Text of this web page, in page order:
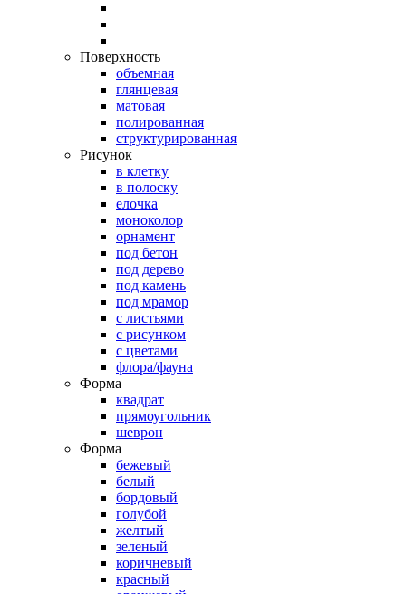
Поверхность
объемная
глянцевая
матовая
полированная
структурированная
Рисунок
в клетку
в полоску
елочка
моноколор
орнамент
под бетон
под дерево
под камень
под мрамор
с листьями
с рисунком
с цветами
флора/фауна
Форма
квадрат
прямоугольник
шеврон
Форма
бежевый
белый
бордовый
голубой
желтый
зеленый
коричневый
красный